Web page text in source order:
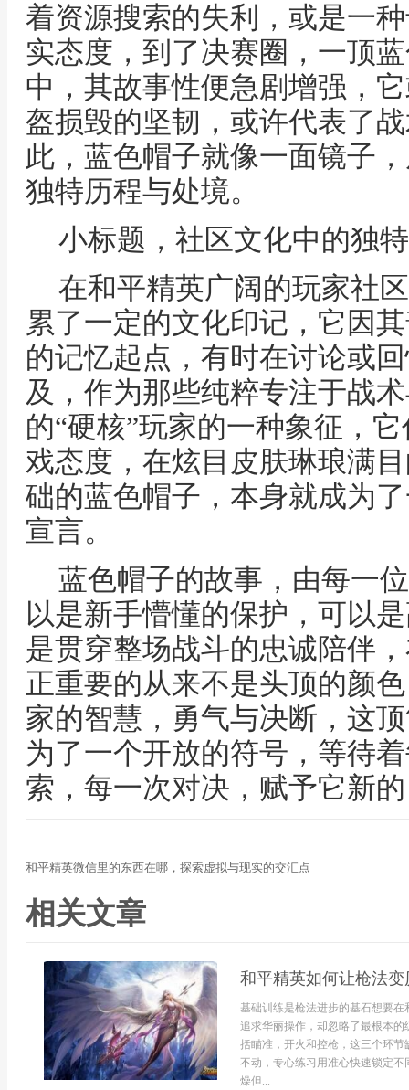
着资源搜索的失利，或是一
实态度，到了决赛圈，一顶
中，其故事性便急剧增强，
盔损毁的坚韧，或许代表了
此，蓝色帽子就像一面镜子
独特历程与处境。
小标题，社区文化中的独
在和平精英广阔的玩家社
累了一定的文化印记，它因
的记忆起点，有时在讨论或
及，作为那些纯粹专注于战
的“硬核”玩家的一种象征，
戏态度，在炫目皮肤琳琅满
础的蓝色帽子，本身就成为
宣言。
蓝色帽子的故事，由每一
以是新手懵懂的保护，可以
是贯穿整场战斗的忠诚陪伴
正重要的从来不是头顶的颜
家的智慧，勇气与决断，这
为了一个开放的符号，等待
索，每一次对决，赋予它新
和平精英微信里的东西在哪，探索虚拟与现实的交汇点
相关文章
和平精英如何让枪法
基础训练是枪法进步的基石想要
追求华丽操作，却忽略了最根本
括瞄准，开火和控枪，这三个环
不动，专心练习用准心快速锁定
燥但...